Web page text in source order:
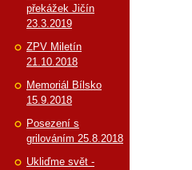
překážek Jičín
23.3.2019
ZPV Miletín
21.10.2018
Memoriál Bílsko
15.9.2018
Posezení s
grilováním 25.8.2018
Ukliďme svět -